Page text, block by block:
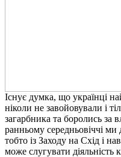
Існує думка, що українці
ніколи не завойовували і
загарбника та боролись за
ранньому середньовіччі
тобто із Заходу на Схід і
може слугувати діяльність